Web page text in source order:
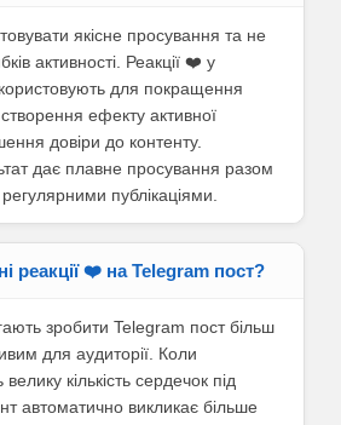
якісне просування та не
активності. Реакції ❤️ у
для покращення
створення ефекту активної
довіри до контенту.
дає плавне просування разом
публікаціями.
реакції ❤️ на Telegram пост?
зробити Telegram пост більш
для аудиторії. Коли
кількість сердечок під
автоматично викликає більше